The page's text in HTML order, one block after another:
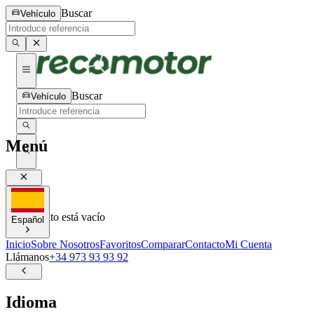
Vehículo Buscar
Vehículo Buscar
0
Tu carrito está vacío
Menú
Español
InicioSobre NosotrosFavoritosCompararContactoMi Cuenta
Llámanos+34 973 93 93 92
Idioma